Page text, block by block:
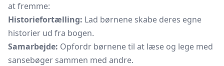
at fremme:
Historiefortælling: Lad børnene skabe deres egne
historier ud fra bogen.
Samarbejde: Opfordr børnene til at læse og lege med
sansebøger sammen med andre.